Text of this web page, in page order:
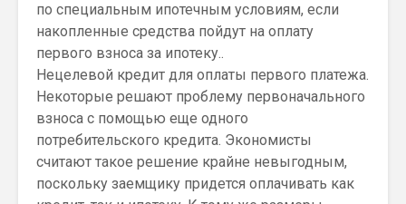
по специальным ипотечным условиям, если
накопленные средства пойдут на оплату
первого взноса за ипотеку..
Нецелевой кредит для оплаты первого платежа.
Некоторые решают проблему первоначального
взноса с помощью еще одного
потребительского кредита. Экономисты
считают такое решение крайне невыгодным,
поскольку заемщику придется оплачивать как